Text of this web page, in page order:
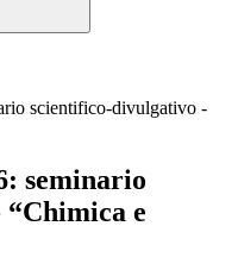
scientifico-divulgativo -
seminario
e